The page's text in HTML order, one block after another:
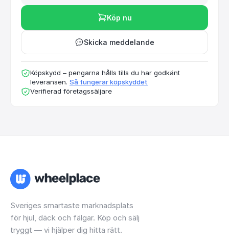
Köp nu
Skicka meddelande
Köpskydd – pengarna hålls tills du har godkänt
leveransen. Så fungerar köpskyddet
Verifierad företagssäljare
Sveriges smartaste marknadsplats
för hjul, däck och fälgar. Köp och sälj
tryggt — vi hjälper dig hitta rätt.